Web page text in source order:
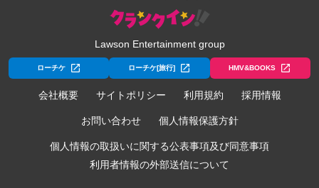
Lawson Entertainment group
ローチケ ローチケ[旅行] HMV&BOOKS
会社概要 サイトポリシー 利用規約 採用情報
お問い合わせ 個人情報保護方針
個人情報の取扱いに関する公表事項及び同意事項
利用者情報の外部送信について